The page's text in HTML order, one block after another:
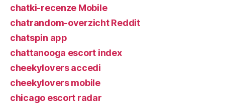
chatki-recenze Mobile
chatrandom-overzicht Reddit
chatspin app
chattanooga escort index
cheekylovers accedi
cheekylovers mobile
chicago escort radar